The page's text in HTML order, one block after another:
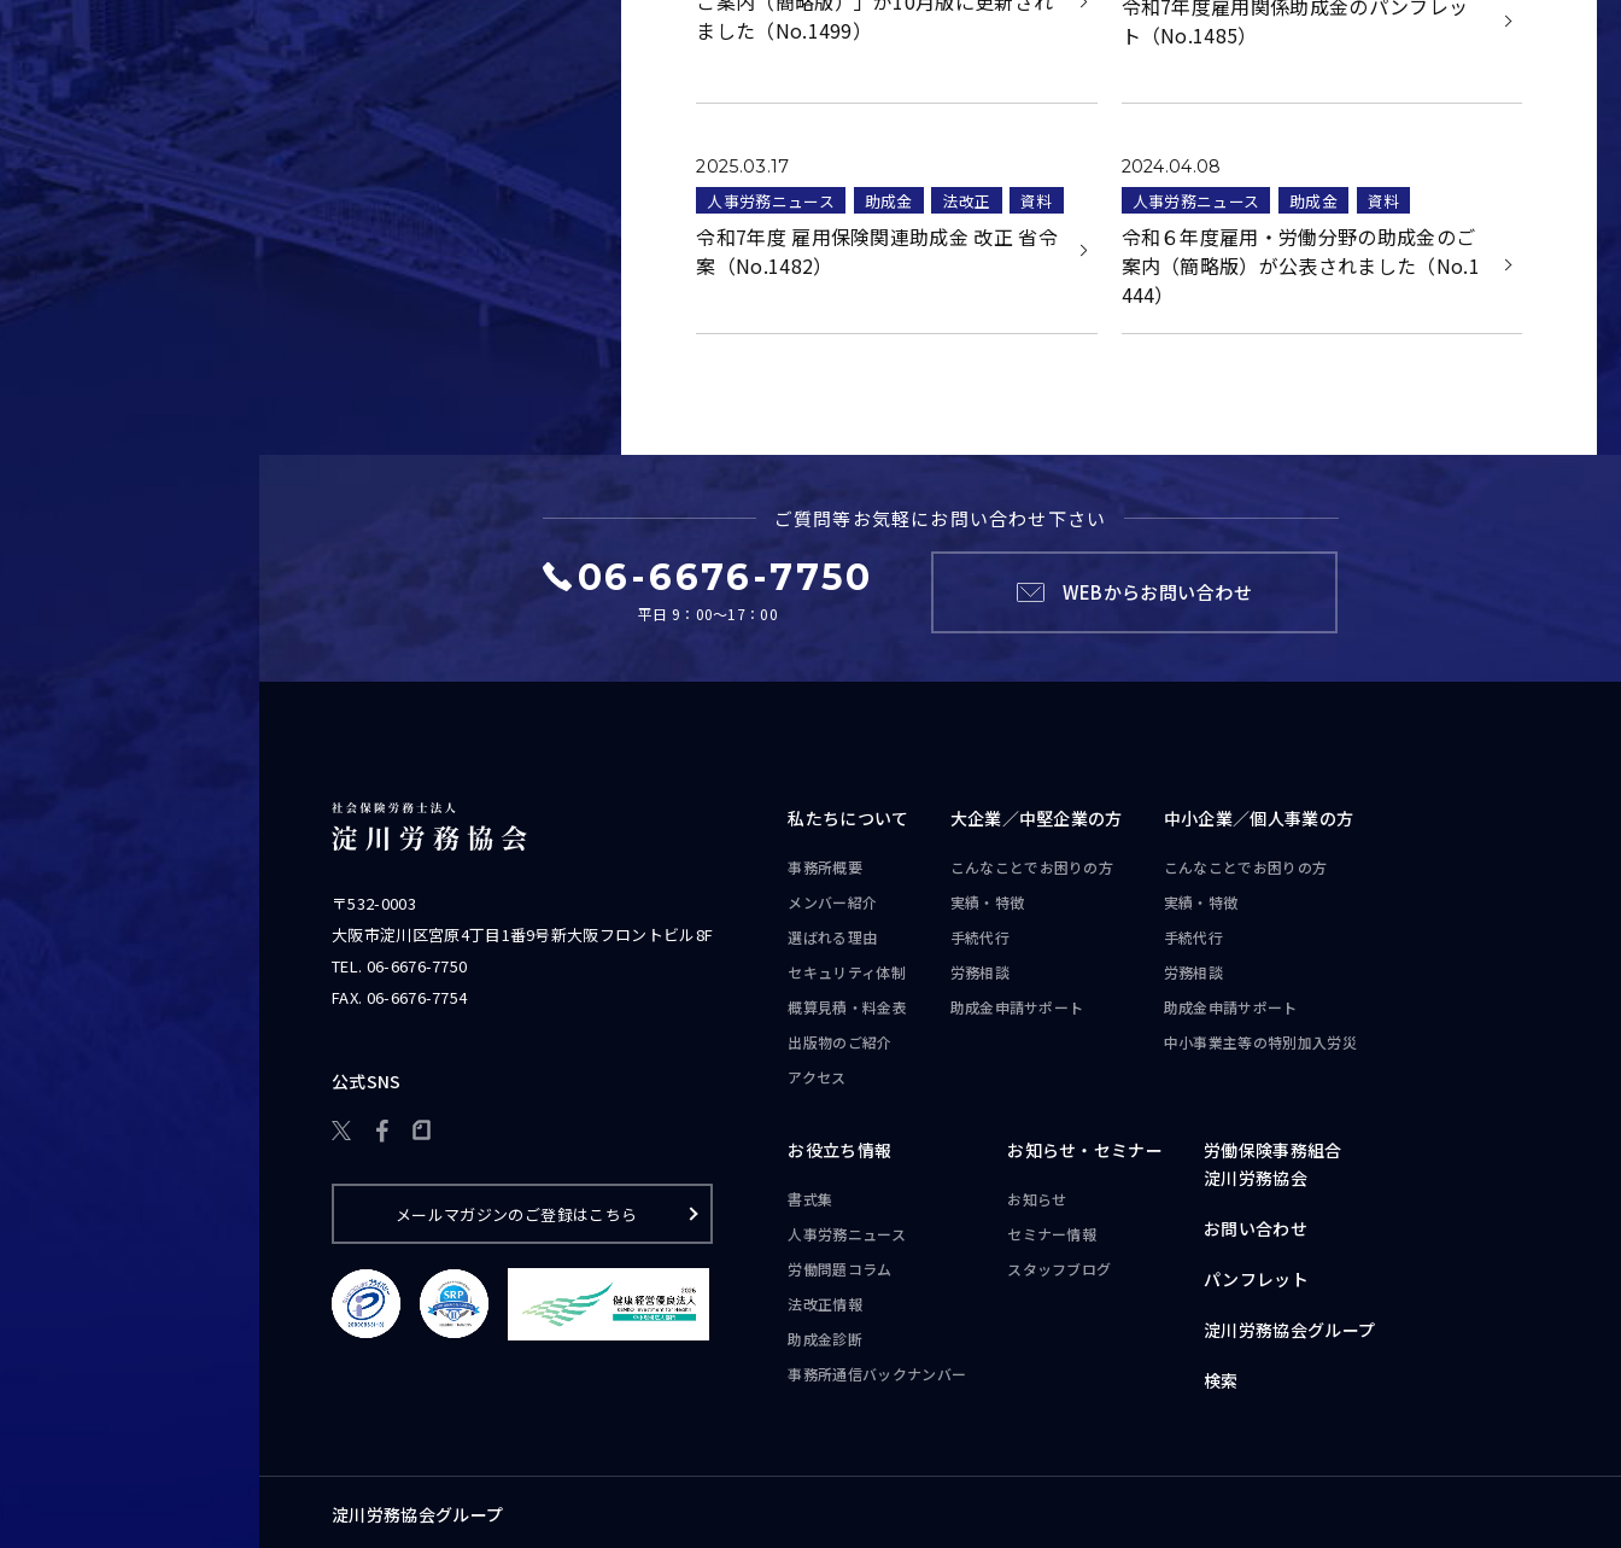
ました（No.1499）
令和7年度雇用関係助成金のパンフレッ
ト（No.1485）
2025.03.17
人事労務ニュース 助成金 法改正 資料
令和7年度 雇用保険関連助成金 改正 省令
案（No.1482）
2024.04.08
人事労務ニュース 助成金 資料
令和６年度雇⽤・労働分野の助成⾦のご
案内（簡略版）が公表されました（No.1
444）
ご質問等お気軽にお問い合わせ下さい
06-6676-7750
平日 9：00～17：00
WEBからお問い合わせ
〒532-0003
大阪市淀川区宮原4丁目1番9号新大阪フロントビル8F
TEL. 06-6676-7750
FAX. 06-6676-7754
公式SNS

メールマガジンのご登録はこちら
私たちについて
事務所概要
メンバー紹介
選ばれる理由
セキュリティ体制
概算見積・料金表
出版物のご紹介
アクセス
大企業／中堅企業の方
こんなことでお困りの方
実績・特徴
手続代行
労務相談
助成金申請サポート
中小企業／個人事業の方
こんなことでお困りの方
実績・特徴
手続代行
労務相談
助成金申請サポート
中小事業主等の特別加入労災
お役立ち情報
書式集
人事労務ニュース
労働問題コラム
法改正情報
助成金診断
事務所通信バックナンバー
お知らせ・ セミナー
お知らせ
セミナー情報
スタッフブログ
労働保険事務組合
淀川労務協会
お問い合わせ
パンフレット
淀川労務協会グループ
検索
淀川労務協会グループ